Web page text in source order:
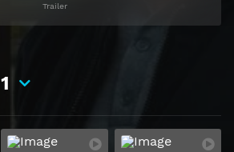
Trailer
1
Ver Ver